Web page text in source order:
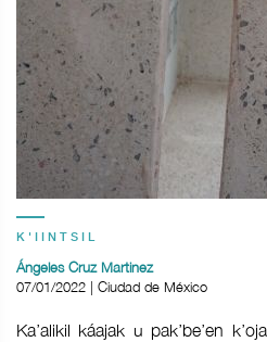
K'IINTSIL
Ángeles Cruz Martinez
07/01/2022 | Ciudad de México
Ka’alikil káajak u pak’be’en